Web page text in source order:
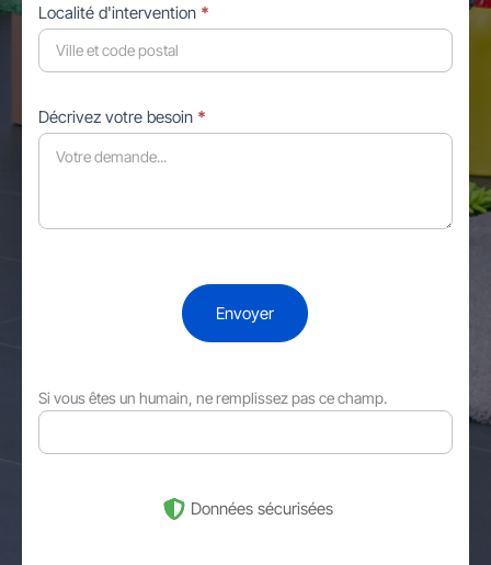
Localité d'intervention *
Décrivez votre besoin *
Envoyer
Si vous êtes un humain, ne remplissez pas ce champ.
Données sécurisées